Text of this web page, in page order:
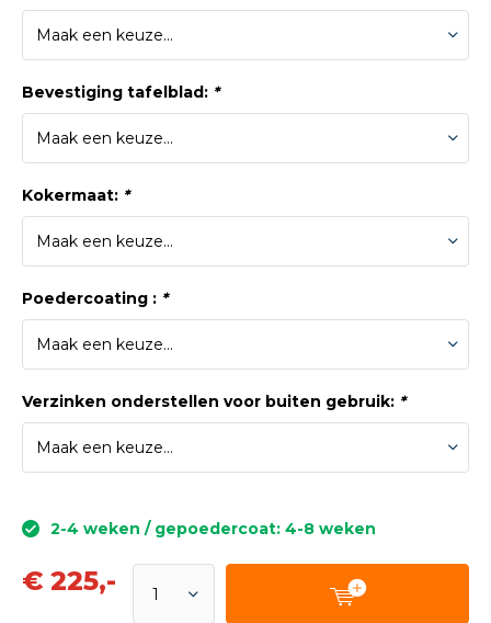
Bevestiging tafelblad: *
Kokermaat: *
Poedercoating : *
Verzinken onderstellen voor buiten gebruik: *
2-4 weken / gepoedercoat: 4-8 weken
€ 225,-